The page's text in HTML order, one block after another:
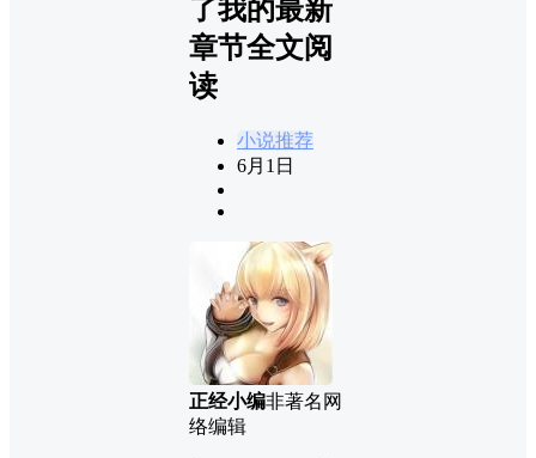
了我的最新
章节全文阅
读
小说推荐
6月1日
正经小编非著名网
络编辑